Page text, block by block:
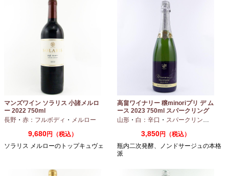
マンズワイン ソラリス 小諸メルロ
ー 2022 750ml
長野 ・ 赤：フルボディ ・ メルロー
9,680円（税込）
ソラリス メルローのトップキュヴェ
高畠ワイナリー 穣minoriプリ デ ム
ース 2023 750ml スパークリング
ワイン
山形 ・ 白：辛口 ・ スパークリングワイン
3,850円（税込）
瓶内二次発酵、ノンドサージュの本格
派